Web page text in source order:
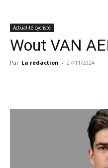
Actualité cycliste
Wout VAN
Par La rédaction - 27/11/2024